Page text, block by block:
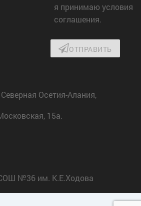
я принимаю условия
соглашения.
ОТПРАВИТЬ
Осетия-Алания,
15а.
№36 им. К.Е.Ходова